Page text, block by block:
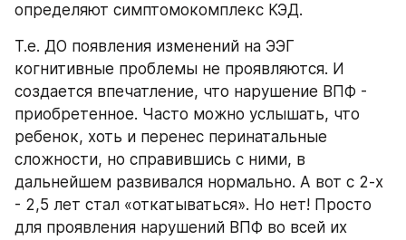
определяют симптомокомплекс КЭД.
Т.е. ДО появления изменений на ЭЭГ
когнитивные проблемы не проявляются. И
создается впечатление, что нарушение ВПФ -
приобретенное. Часто можно услышать, что
ребенок, хоть и перенес перинатальные
сложности, но справившись с ними, в
дальнейшем развивался нормально. А вот с 2-х
- 2,5 лет стал «откатываться». Но нет! Просто
для проявления нарушений ВПФ во всей их